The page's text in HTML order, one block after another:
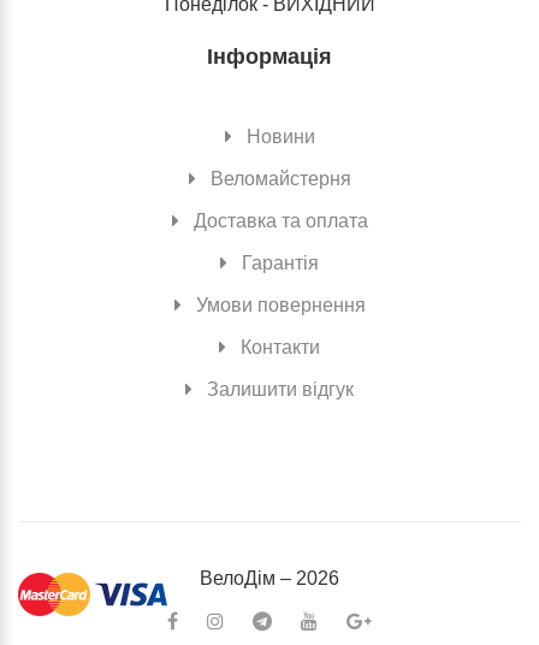
Понеділок - ВИХІДНИЙ
Інформація
Новини
Веломайстерня
Доставка та оплата
Гарантія
Умови повернення
Контакти
Залишити відгук
ВелоДiм – 2026